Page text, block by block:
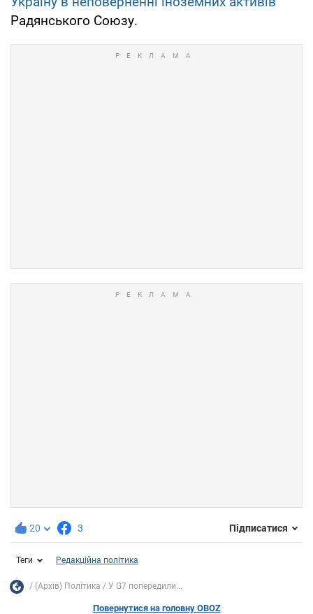
Радянського Союзу.
20 3 Підписатися
Теги Редакційна політика
(Архів) Політика У G7 попередили...
Повернутися на головну OBOZ